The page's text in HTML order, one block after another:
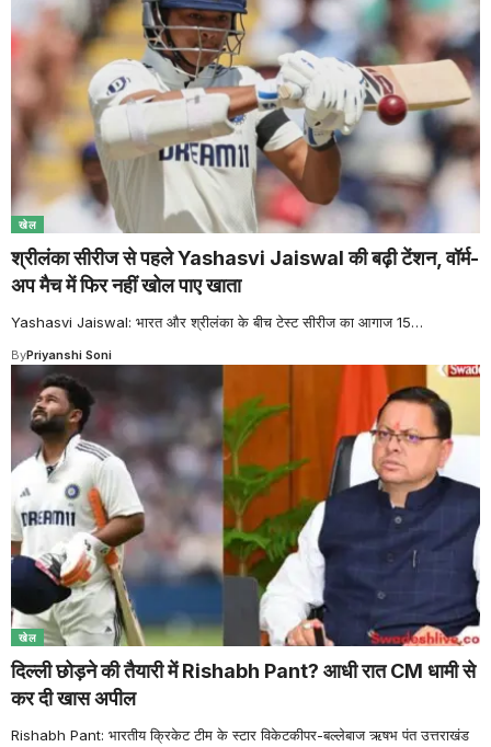
खेल
श्रीलंका सीरीज से पहले Yashasvi Jaiswal की बढ़ी टेंशन, वॉर्म-
अप मैच में फिर नहीं खोल पाए खाता
Yashasvi Jaiswal: भारत और श्रीलंका के बीच टेस्ट सीरीज का आगाज 15…
ByPriyanshi Soni
खेल
दिल्ली छोड़ने की तैयारी में Rishabh Pant? आधी रात CM धामी से
कर दी खास अपील
Rishabh Pant: भारतीय क्रिकेट टीम के स्टार विकेटकीपर-बल्लेबाज ऋषभ पंत उत्तराखंड